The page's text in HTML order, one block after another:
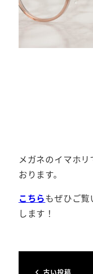
メガネのイマホリ
おります。
こちらもぜひご
します！
古い投稿